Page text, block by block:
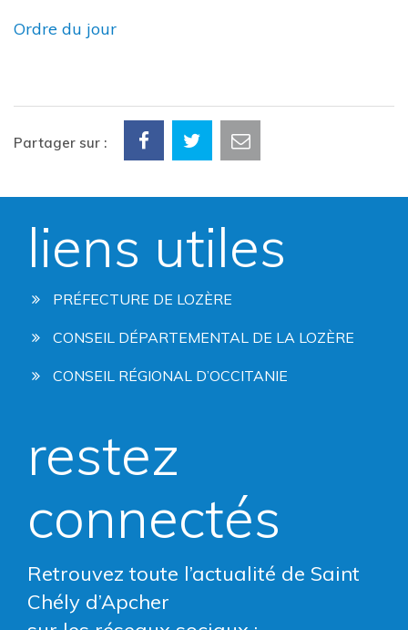
Ordre du jour
Partager sur :
liens utiles
PRÉFECTURE DE LOZÈRE
CONSEIL DÉPARTEMENTAL DE LA LOZÈRE
CONSEIL RÉGIONAL D’OCCITANIE
restez
connectés
Retrouvez toute l’actualité de Saint
Chély d’Apcher